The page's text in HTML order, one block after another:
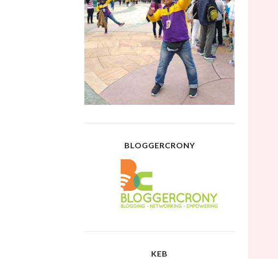
BLOGGERCRONY
KEB